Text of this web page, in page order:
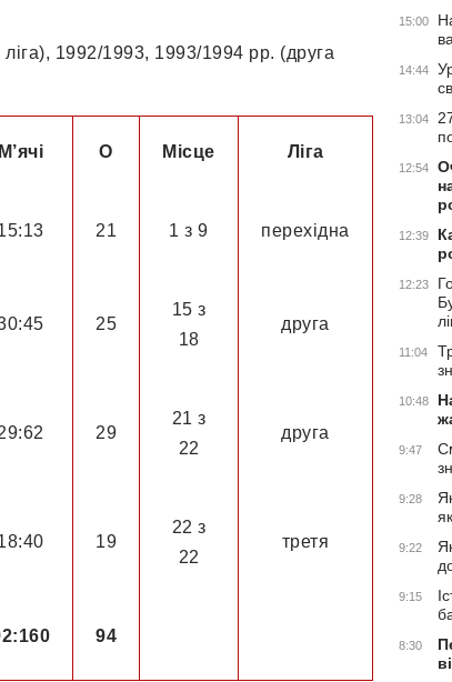
1992/1993, 1993/1994 рр. (друга
М’ячі О Місце Ліга
21 1 з 9 перехідна
25
15 з
18
друга
29
21 з
22
друга
19
22 з
22
третя
94
15:00
14:44
13:04
12:54
12:39
12:23
11:04
10:48
9:47
9:28
9:22
9:15
8:30